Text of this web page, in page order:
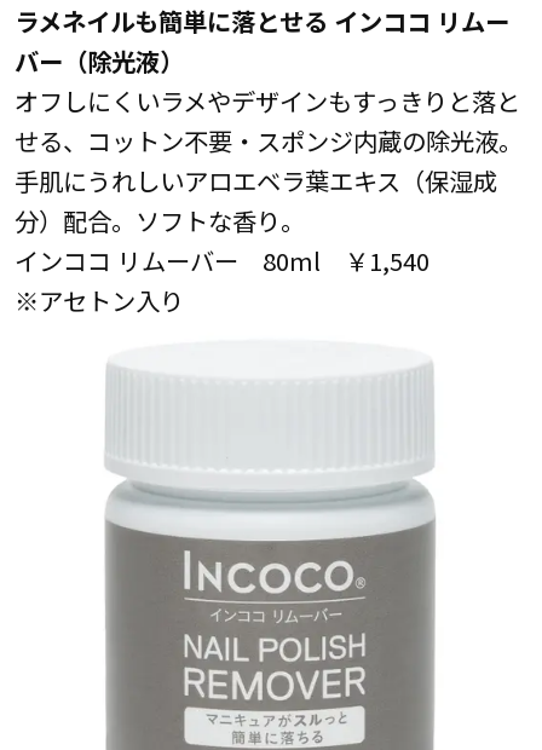
ラメネイルも簡単に落とせる インココ リムー
バー（除光液）
オフしにくいラメやデザインもすっきりと落と
せる、コットン不要・スポンジ内蔵の除光液。
手肌にうれしいアロエベラ葉エキス（保湿成
分）配合。ソフトな香り。
インココ リムーバー 80ml ￥1,540
※アセトン入り